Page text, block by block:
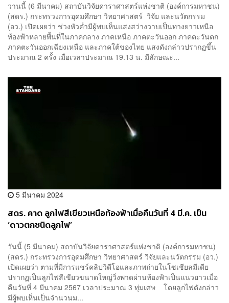
วานนี้ (6 มีนาคม) สถาบันวิจัยดาราศาสตร์แห่งชาติ (องค์การมหาชน)
(สดร.) กระทรวงการอุดมศึกษา วิทยาศาสตร์ วิจัย และนวัตกรรม
(อว.) เปิดเผยว่า ช่วงหัวค่ำมีผู้พบเห็นแสงสว่างวาบเป็นทางยาวเหนือ
ท้องฟ้าหลายพื้นที่ในภาคกลาง ภาคเหนือ ภาคตะวันออก ภาคตะวันตก
ภาคตะวันออกเฉียงเหนือ และภาคใต้ของไทย แสงดังกล่าวปรากฏขึ้น
ประมาณ 2 ครั้ง เมื่อเวลาประมาณ 19.13 น. มีลักษณะ...
5 มีนาคม 2024
สดร. คาด ลูกไฟสีเขียวเหนือท้องฟ้าเมื่อคืนวันที่ 4 มี.ค. เป็น
‘ดาวตกชนิดลูกไฟ’
วันนี้ (5 มีนาคม) สถาบันวิจัยดาราศาสตร์แห่งชาติ (องค์การมหาชน)
(สดร.) กระทรวงการอุดมศึกษา วิทยาศาสตร์ วิจัยและนวัตกรรม (อว.)
เปิดเผยว่า ตามที่มีการแชร์คลิปวิดีโอและภาพถ่ายในโซเชียลมีเดีย
ปรากฏเป็นลูกไฟสีเขียวขนาดใหญ่วิ่งพาดผ่านท้องฟ้าเป็นแนวยาวเมื่อ
คืนวันที่ 4 มีนาคม 2567 เวลาประมาณ 3 ทุ่มเศษ โดยลูกไฟดังกล่าว
มีผู้พบเห็นเป็นจำนวนม...